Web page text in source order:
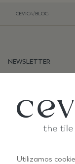
CEVICA/BLOG
NEWSLETTER
Utilizamos